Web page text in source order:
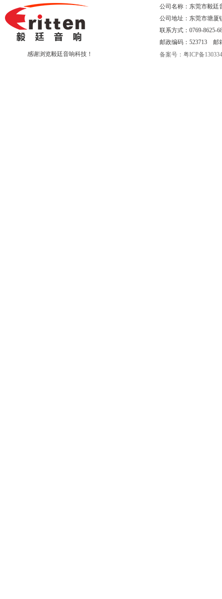
感谢浏览毅廷音响科技！
公司名称：东莞市毅廷
公司地址：东莞市塘厦
联系方式：0769-8625-
邮政编码：523713 邮
备案号：粤ICP备